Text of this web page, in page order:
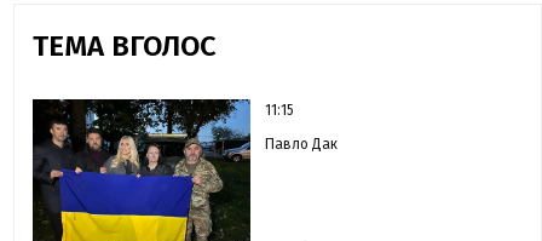
ТЕМА ВГОЛОС
11:15
Павло Дак